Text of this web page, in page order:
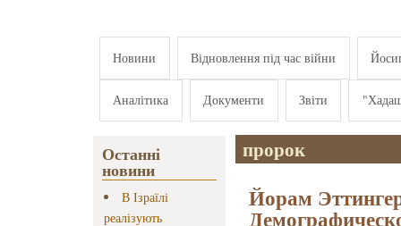
Новини Відновлення під час війни
Аналітика Документи Звіти
Останні
новини
В Ізраїлі
реалізують
пророк
Йорам